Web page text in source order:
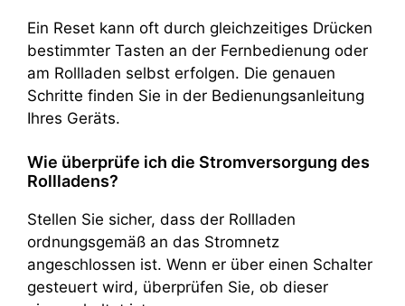
Ein Reset kann oft durch gleichzeitiges Drücken
bestimmter Tasten an der Fernbedienung oder
am Rollladen selbst erfolgen. Die genauen
Schritte finden Sie in der Bedienungsanleitung
Ihres Geräts.
Wie überprüfe ich die Stromversorgung des
Rollladens?
Stellen Sie sicher, dass der Rollladen
ordnungsgemäß an das Stromnetz
angeschlossen ist. Wenn er über einen Schalter
gesteuert wird, überprüfen Sie, ob dieser